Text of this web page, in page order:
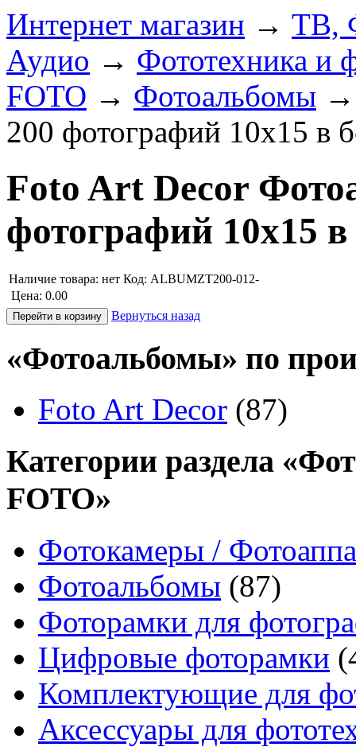
Интернет магазин → ТВ,
Аудио → Фототехника и
FOTO → Фотоальбомы
200 фотографий 10х15 в
Foto Art Decor
фотографий 10х15 в
Наличие товара: нет Код: ALBUMZT200-012-
Цена: 0.00
Вернуться назад
«Фотоальбомы» по
Foto Art Decor (87)
Категории раздела
FOTO»
Фотокамеры /
Фотоальбомы (87)
Фоторамки для
Цифровые фоторамки
Комплектующие для
Аксессуары для